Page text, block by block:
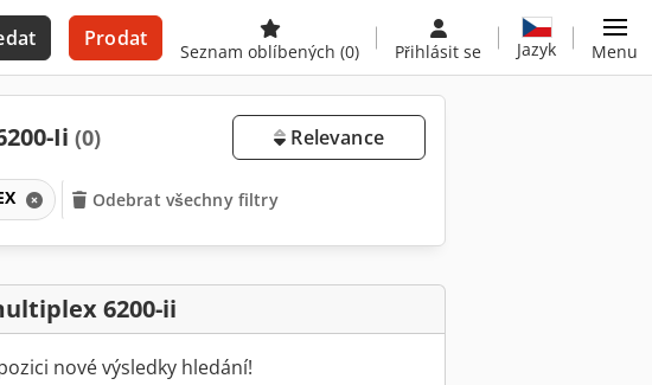
Prodat
Seznam oblíbených (0) Přihlásit se Jazyk Menu
Ii (0) Relevance
Odebrat všechny filtry
6200-ii
nové výsledky hledání!